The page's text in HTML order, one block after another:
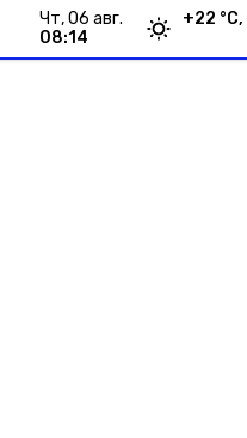
чт, 06 авг.
08:14
+22 °С,